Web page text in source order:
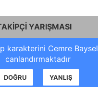
YARIŞMASI
karakterini Cemre Baysel
canlandırmaktadır
DOĞRU YANLIŞ